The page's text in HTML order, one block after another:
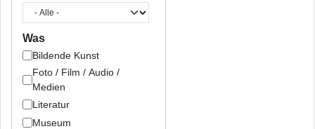
Was
Bildende Kunst
Foto / Film / Audio /
Medien
Literatur
Museum